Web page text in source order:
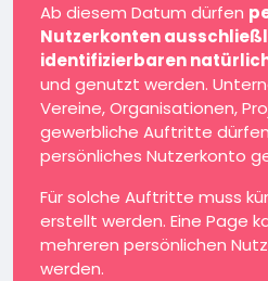
Ab diesem Datum dürfen
Nutzerkonten
identifizierbaren
und genutzt werden.
Vereine, Organisationen,
gewerbliche Auftritte
persönliches Nutzerkonto
Für solche Auftritte muss
erstellt werden. Eine Page
mehreren persönlichen
werden.